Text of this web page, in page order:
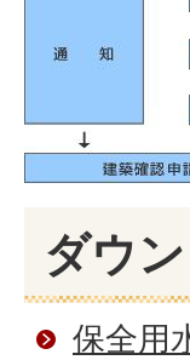
ダウ
保全用